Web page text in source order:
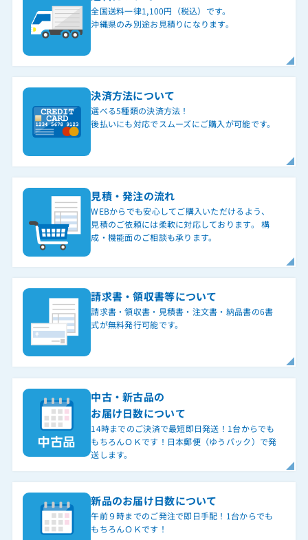
全国送料一律1,100円（税込）です。
沖縄県のみ別途お見積りになります。
決済方法について
選べる5種類の決済方法！
後払いにも対応でスムーズにご購入が可能です。
見積・発注の流れ
WEBからでも安心してご購入いただけるよう、
見積のご依頼には柔軟に対応しております。 構
成・機能面のご相談も承ります。
請求書・領収書等について
請求書・領収書・見積書・注文書・納品書の6書
式が無料発行可能です。
中古・新古品の
お届け日数について
14時までのご決済で最短即日発送！1台からでも
もちろんＯＫです！日本郵便（ゆうパック）で発
送します。
新品のお届け日数について
午前９時までのご発注で即日手配！1台からでも
もちろんＯＫです！